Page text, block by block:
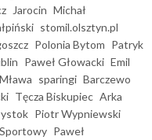
Jarocin Michał
stomil.olsztyn.pl
Polonia Bytom Patryk
Paweł Głowacki Emil
sparingi Barczewo
Tęcza Biskupiec Arka
Piotr Wypniewski
Paweł